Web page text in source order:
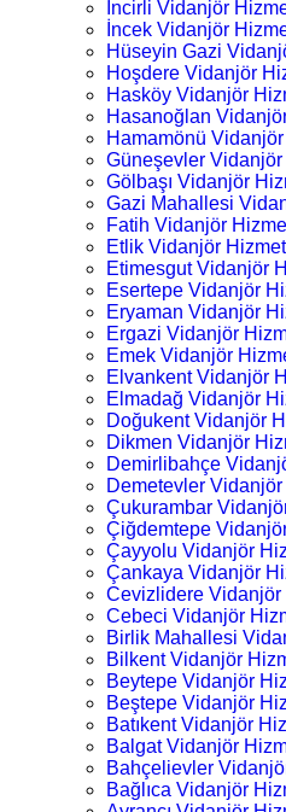
İncirli Vidanjör
İncek Vidanjör
Hüseyin Gazi
Hoşdere Vidanjör
Hasköy Vidanjör
Hasanoğlan
Hamamönü
Güneşevler Vidanjör
Gölbaşı Vidanjör
Gazi Mahallesi
Fatih Vidanjör
Etlik Vidanjör
Etimesgut Vidanjör
Esertepe Vidanjör
Eryaman Vidanjör
Ergazi Vidanjör
Emek Vidanjör
Elvankent Vidanjör
Elmadağ Vidanjör
Doğukent Vidanjör
Dikmen Vidanjör
Demirlibahçe
Demetevler
Çukurambar
Çiğdemtepe
Çayyolu Vidanjör
Çankaya Vidanjör
Cevizlidere Vidanjör
Cebeci Vidanjör
Birlik Mahallesi
Bilkent Vidanjör
Beytepe Vidanjör
Beştepe Vidanjör
Batıkent Vidanjör
Balgat Vidanjör
Bahçelievler
Bağlıca Vidanjör